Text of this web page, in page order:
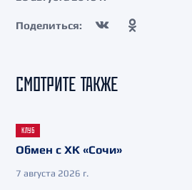
Поделиться:
СМОТРИТЕ ТАКЖЕ
КЛУБ
Обмен с ХК «Сочи»
7 августа 2026 г.